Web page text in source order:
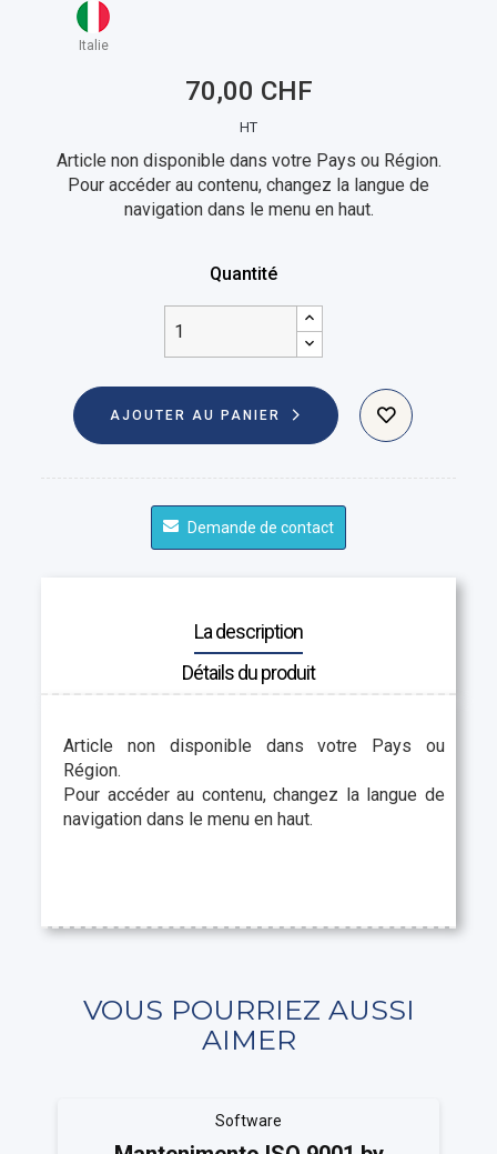
Italie
70,00 CHF
HT
Article non disponible dans votre Pays ou Région.
Pour accéder au contenu, changez la langue de
navigation dans le menu en haut.
Quantité
AJOUTER AU PANIER
Demande de contact
La description
Détails du produit
Article non disponible dans votre Pays ou
Région.
Pour accéder au contenu, changez la langue de
navigation dans le menu en haut.
VOUS POURRIEZ AUSSI
AIMER
Software